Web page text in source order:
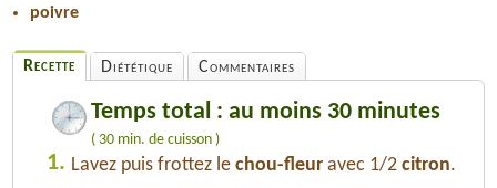
poivre
Recette Diététique Commentaires
Temps total : au moins 30 minutes
( 30 min. de cuisson )
1. Lavez puis frottez le chou-fleur avec 1/2 citron.